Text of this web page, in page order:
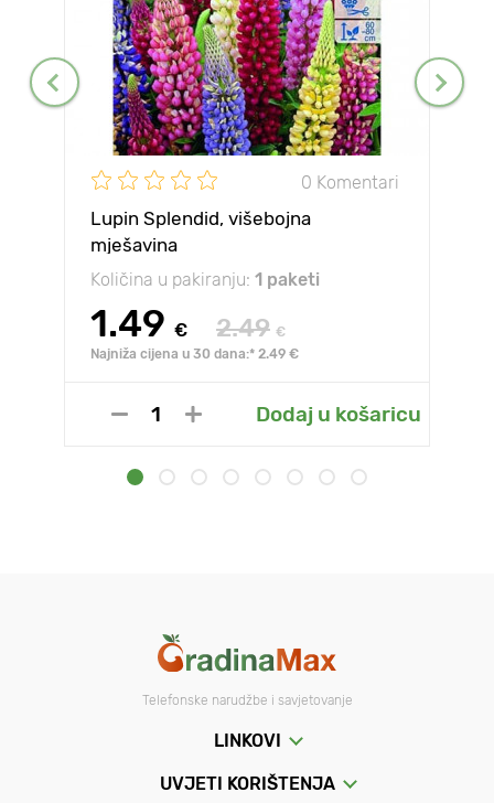
0 Komentari
Lupin Splendid, višebojna
mješavina
Količina u pakiranju: 1 paketi
1.49 € 2.49 €
Najniža cijena u 30 dana:* 2.49 €
Dodaj u košaricu
Telefonske narudžbe i savjetovanje
LINKOVI
UVJETI KORIŠTENJA